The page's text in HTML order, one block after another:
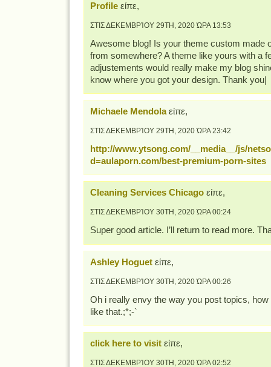
Profileείπε,
ΣΤΙΣ ΔΕΚΕΜΒΡΊΟΥ 29TH, 2020 ΏΡΑ 13:53
Awesome blog! Is your theme custom made
from somewhere? A theme like yours with a
adjustements would really make my blog
know where you got your design. Thank you|
Michaele Mendolaείπε,
ΣΤΙΣ ΔΕΚΕΜΒΡΊΟΥ 29TH, 2020 ΏΡΑ 23:42
http://www.ytsong.com/__media__/js/
d=aulaporn.com/best-premium-porn-sites
Cleaning Services Chicagoείπε,
ΣΤΙΣ ΔΕΚΕΜΒΡΊΟΥ 30TH, 2020 ΏΡΑ 00:24
Super good article. I’ll return to read more.
Ashley Hoguetείπε,
ΣΤΙΣ ΔΕΚΕΜΒΡΊΟΥ 30TH, 2020 ΏΡΑ 00:26
Oh i really envy the way you post topics,
like that.;*;-`
click here to visitείπε,
ΣΤΙΣ ΔΕΚΕΜΒΡΊΟΥ 30TH, 2020 ΏΡΑ 02:52